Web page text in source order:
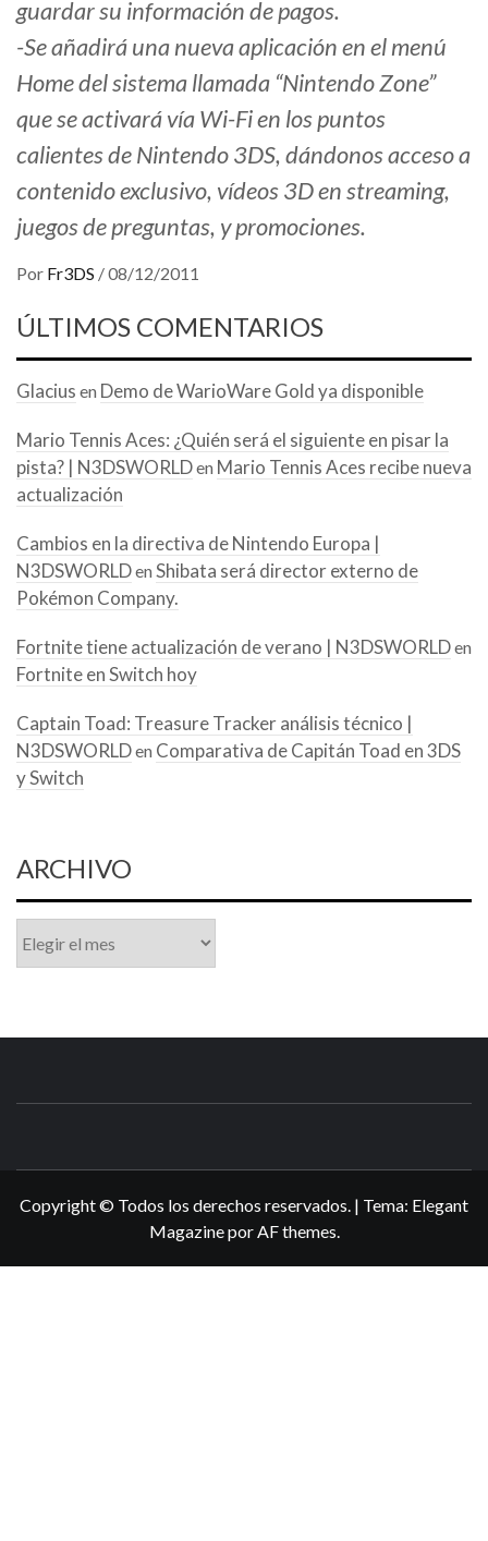
guardar su información de pagos.
-Se añadirá una nueva aplicación en el menú
Home del sistema llamada “Nintendo Zone”
que se activará vía Wi-Fi en los puntos
calientes de Nintendo 3DS, dándonos acceso a
contenido exclusivo, vídeos 3D en streaming,
juegos de preguntas, y promociones.
Por Fr3DS /08/12/2011
ÚLTIMOS COMENTARIOS
Glacius en Demo de WarioWare Gold ya disponible
Mario Tennis Aces: ¿Quién será el siguiente en pisar la
pista? | N3DSWORLDen Mario Tennis Aces recibe nueva
actualización
Cambios en la directiva de Nintendo Europa |
N3DSWORLDen Shibata será director externo de
Pokémon Company.
Fortnite tiene actualización de verano | N3DSWORLDen
Fortnite en Switch hoy
Captain Toad: Treasure Tracker análisis técnico |
N3DSWORLDen Comparativa de Capitán Toad en 3DS
y Switch
ARCHIVO
Copyright © Todos los derechos reservados. | Tema: Elegant
MagazineporAF themes.